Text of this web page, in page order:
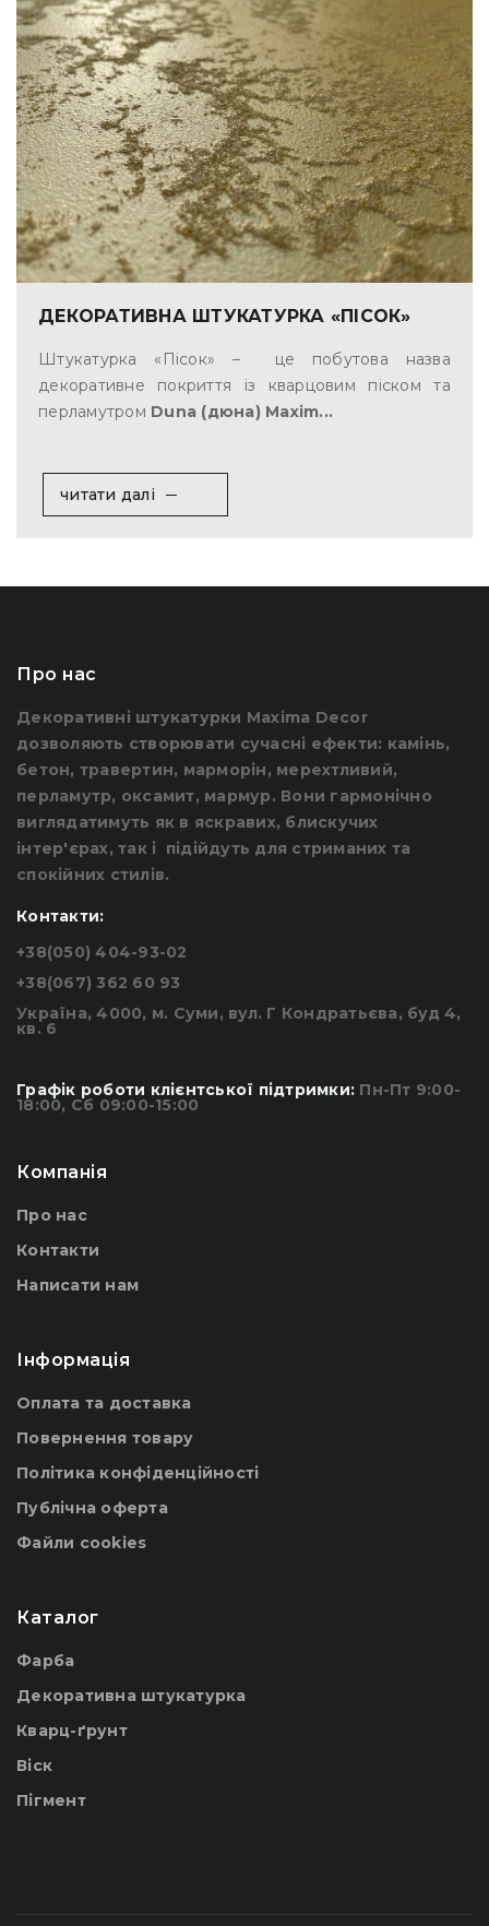
ДЕКОРАТИВНА ШТУКАТУРКА «ПІСОК»
Штукатурка «Пісок» – це побутова назва
декоративне покриття із кварцовим піском та
перламутром Duna (дюна) Maxim...
читати далі
Про нас
Декоративні штукатурки Maxima Decor
дозволяють створювати сучасні ефекти: камінь,
бетон, травертин, марморін, мерехтливий,
перламутр, оксамит, мармур. Вони гармонічно
виглядатимуть як в яскравих, блискучих
інтер'єрах, так і підійдуть для стриманих та
спокійних стилів.
Контакти:
+38(050) 404-93-02
+38(067) 362 60 93
Україна, 4000, м. Суми, вул. Г Кондратьєва, буд 4,
кв. 6
Графік роботи клієнтської підтримки: Пн-Пт 9:00-
18:00, Сб 09:00-15:00
Компанія
Про нас
Контакти
Написати нам
Інформація
Оплата та доставка
Повернення товару
Політика конфіденційності
Публічна оферта
Файли сookies
Каталог
Фарба
Декоративна штукатурка
Кварц-ґрунт
Віск
Пігмент